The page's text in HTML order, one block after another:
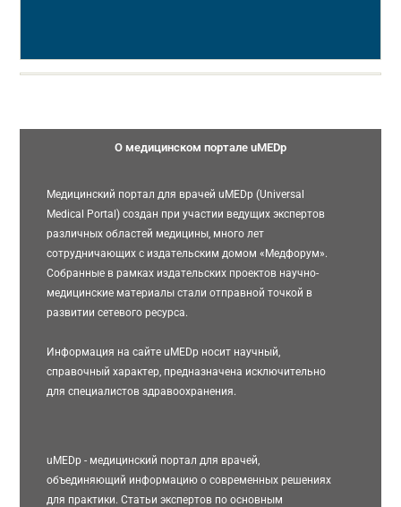
О медицинском портале uMEDp
Медицинский портал для врачей uMEDp (Universal
Medical Portal) создан при участии ведущих экспертов
различных областей медицины, много лет
сотрудничающих с издательским домом «Медфорум».
Собранные в рамках издательских проектов научно-
медицинские материалы стали отправной точкой в
развитии сетевого ресурса.
Информация на сайте uMEDp носит научный,
справочный характер, предназначена исключительно
для специалистов здравоохранения.
uMEDp - медицинский портал для врачей,
объединяющий информацию о современных решениях
для практики. Статьи экспертов по основным